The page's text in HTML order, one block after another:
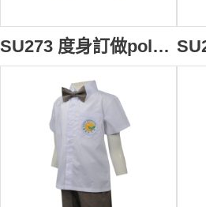
SU273 度身訂做polo恤校服 團體訂做中學校服款式 perfect 風紀衫 設計校服polo恤製衣廠